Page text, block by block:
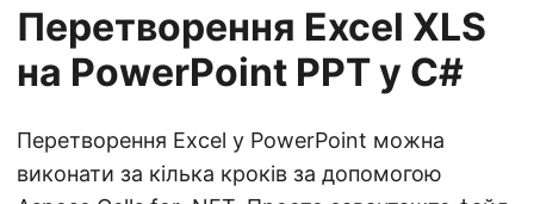
Перетворення Excel XLS
на PowerPoint PPT у C#
Перетворення Excel у PowerPoint можна
виконати за кілька кроків за допомогою